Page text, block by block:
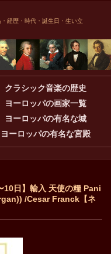
経歴・時代・誕生日・生い立
クラシック音楽の歴史
ヨーロッパの画家一覧
ヨーロッパの有名な城
ヨーロッパの有名な宮殿
10日】輸入 天使の糧 Pani
/Cesar Franck【ネ